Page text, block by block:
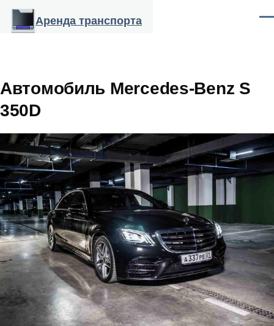
Перейти к основному содержанию
Аренда транспорта
Автомобиль Mercedes-Benz S
350D